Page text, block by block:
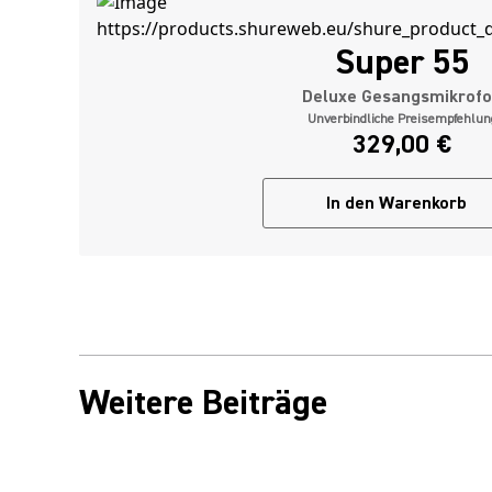
Super 55
Deluxe
Unverbindliche
329,00 €
In den Warenkorb
Weitere Beiträge